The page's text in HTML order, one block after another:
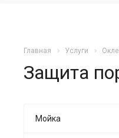
Главная Услуги
Защита
Мойка